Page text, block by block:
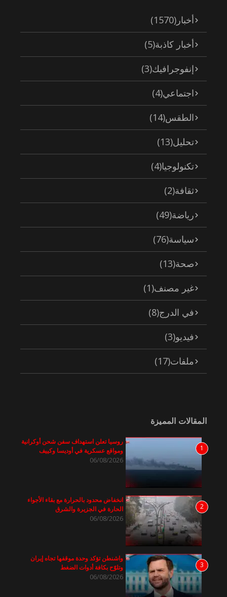
أخبار (1570)
أخبار كاذبة(5)
إنفوجرافيك(3)
اجتماعي(4)
الطقس(14)
تحليل(13)
تكنولوجيا(4)
ثقافة(2)
رياضة(49)
سياسة(76)
صحة(13)
غير مصنف(1)
في الدرج(8)
فيديو(3)
ملفات(17)
المقالات المميزة
1
روسيا تعلن استهداف سفن شحن أوكرانية
ومواقع عسكرية في أوديسا وكييف
06/08/2026
2
انخفاض محدود بالحرارة مع بقاء الأجواء
الحارة في الجزيرة والشرق
06/08/2026
3
واشنطن تؤكد وحدة موقفها تجاه إيران
وتلوّح بكافة أدوات الضغط
06/08/2026